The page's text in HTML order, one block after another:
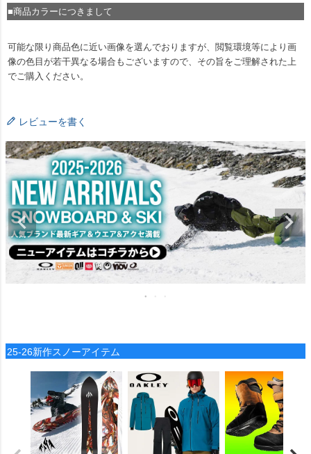
■商品カラーにつきまして
可能な限り商品色に近い画像を選んでおりますが、閲覧環境等により画
像の色目が若干異なる場合もございますので、その旨をご理解された上
でご購入ください。
レビューを書く
25-26新作スノーアイテム